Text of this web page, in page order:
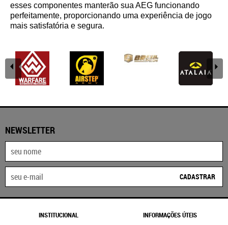
esses componentes manterão sua AEG funcionando
perfeitamente, proporcionando uma experiência de jogo
mais satisfatória e segura.
NEWSLETTER
CADASTRAR
INSTITUCIONAL
INFORMAÇÕES ÚTEIS